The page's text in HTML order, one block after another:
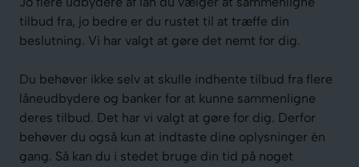
tilbud fra, jo bedre er du rustet til at træffe din
beslutning. Vi har valgt at gøre det nemt for dig.
Du behøver ikke selv at skulle indhente tilbud fra flere
låneudbydere og banker for at kunne sammenligne
deres tilbud. Det har vi valgt at gøre for dig. Derfor
behøver du også kun at indtaste dine oplysninger én
gang. Så kan du i stedet bruge din tid på noget